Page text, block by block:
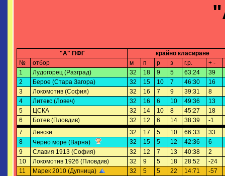
"А" ПФГ
крайно класиране
№
отбор м п р з г.р.
+ -
1
Лудогорец (Разград) 32 18 9 5 63:24
39
2
Берое (Стара Загора) 32 15 10 7 46:30
16
3
Локомотив (София) 32 16 7 9 39:31
8
4
Литекс (Ловеч) 32 16 6 10 49:36
13
5
ЦСКА 32 14 10 8 45:27
18
6
Ботев (Пловдив) 32 12 6 14 38:39
-1
7
Левски 32 17 5 10 66:33
33
8
Черно море (Варна) 32 15 5 12 42:36
6
9
Славия 1913 (София) 32 12 7 13 40:38
2
10
Локомотив 1926 (Пловдив) 32 9 5 18 28:52
-24
11
Марек 2010 (Дупница) 32 5 5 22 14:71
-57